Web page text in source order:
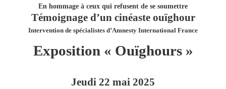
En hommage à ceux qui refusent de se soumettre
Témoignage d’un cinéaste ouïghour
Intervention de spécialistes d’Amnesty International France
Exposition « Ouïghours »
Jeudi 22 mai 2025